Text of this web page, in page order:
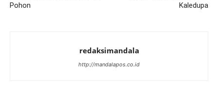
Pohon
Kaledupa
redaksimandala
http://mandalapos.co.id